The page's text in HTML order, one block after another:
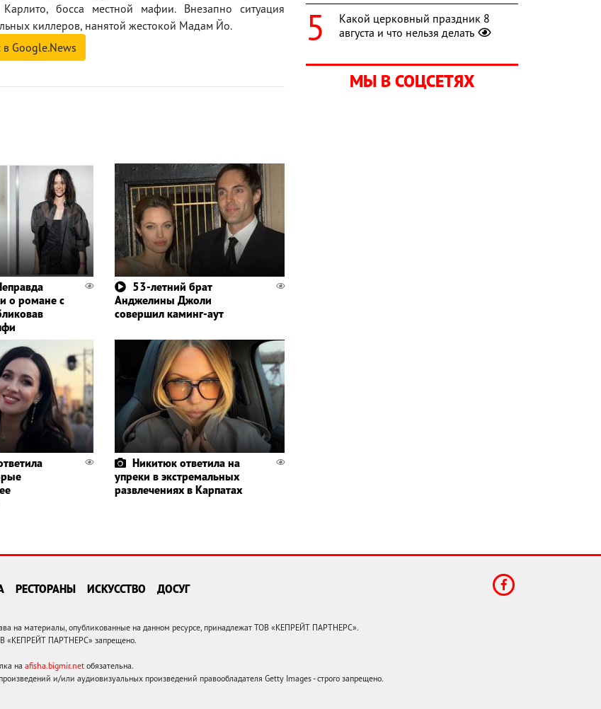
босса местной мафии. Внезапно ситуация
киллеров, нанятой жестокой Мадам Йо.
в Google.News
о романе с
53-летний брат
Анджелины Джоли
совершил каминг-аут
Никитюк ответила на
упреки в экстремальных
развлечениях в Карпатах
Какой церковный праздник 8
августа и что нельзя делать
МЫ В СОЦСЕТЯХ
РЕСТОРАНЫ ИСКУССТВО ДОСУГ
материалы, опубликованные на данном ресурсе, принадлежат ТОВ «КЕПРЕЙТ ПАРТНЕРС».
«КЕПРЕЙТ ПАРТНЕРС» запрещено.
на afisha.bigmir.net обязательна.
и/или аудиовизуальных произведений правообладателя Getty Images - строго запрещено.